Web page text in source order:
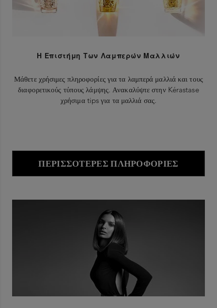
Η Επιστήμη Των Λαμπερών Μαλλιών
Μάθετε χρήσιμες πληροφορίες για τα λαμπερά μαλλιά και τους
διαφορετικούς τύπους λάμψης. Ανακαλύψτε στην Kérastase
χρήσιμα tips για τα μαλλιά σας.
ΠΕΡΙΣΣΌΤΕΡΕΣ ΠΛΗΡΟΦΟΡΊΕΣ